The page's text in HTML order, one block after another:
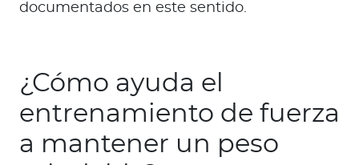
documentados en este sentido.
¿Cómo ayuda el
entrenamiento de fuerza
a mantener un peso